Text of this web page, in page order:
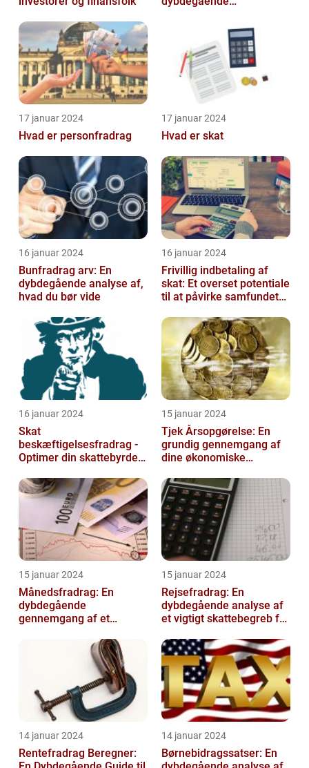
betydningen og
udviklingen over tid
17 januar 2024
Hvad er personfradrag
17 januar 2024
Hvad er skat
16 januar 2024
Bunfradrag arv: En
dybdegående analyse af,
hvad du bør vide
16 januar 2024
Frivillig indbetaling af
skat: Et overset potentiale
til at påvirke samfundet
16 januar 2024
Skat
beskæftigelsesfradrag -
Optimer din skattebyrde
15 januar 2024
Tjek Årsopgørelse: En
grundig gennemgang af
dine økonomiske
15 januar 2024
Månedsfradrag: En
dybdegående
gennemgang af et
investorer og finansfolk
15 januar 2024
Rejsefradrag: En
dybdegående analyse af
et vigtigt skattebegreb for
14 januar 2024
Rentefradrag Beregner:
14 januar 2024
Børnebidragssatser: En